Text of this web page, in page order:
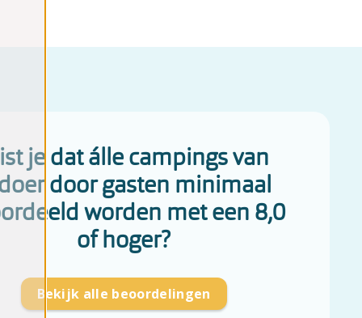
je dat álle campings van
door gasten minimaal
worden met een 8,0
of hoger?
Bekijk alle beoordelingen